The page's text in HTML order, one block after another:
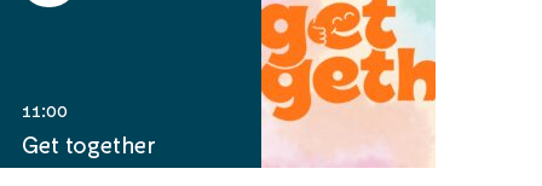
11:00
Get together